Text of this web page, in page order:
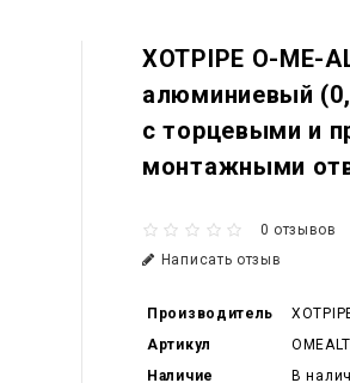
XOTPIPE O-ME-
алюминиевый
с торцевыми и
монтажными
0 отзывов
Написать отзыв
Производитель
Артикул
Наличие
В